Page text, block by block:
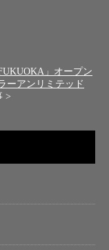
」オープン
アンリミテッド
>